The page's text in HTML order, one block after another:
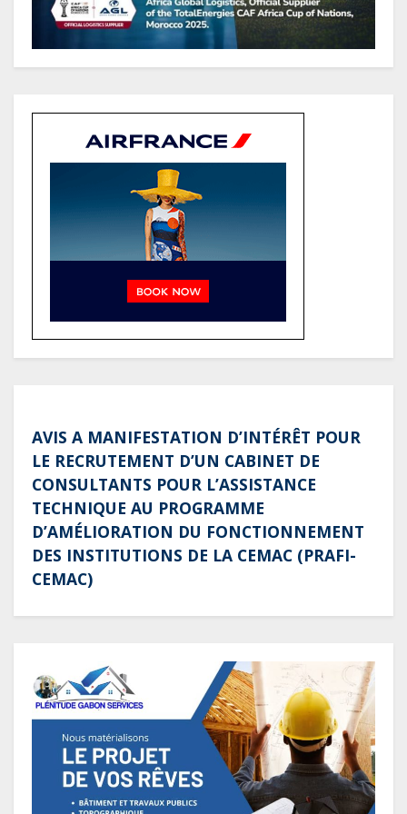
publiques avec 3 000 nouveaux
terminaux de paiement
électronique
AVIS A MANIFESTATION D’INTÉRÊT POUR
LE RECRUTEMENT D’UN CABINET DE
CONSULTANTS POUR L’ASSISTANCE
TECHNIQUE AU PROGRAMME
D’AMÉLIORATION DU FONCTIONNEMENT
DES INSTITUTIONS DE LA CEMAC (PRAFI-
CEMAC)